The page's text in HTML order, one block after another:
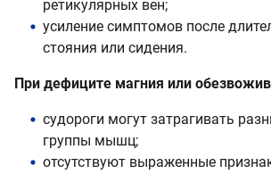
ретикулярных вен;
усиление симптомов после
стояния или сидения.
При дефиците магния или
судороги могут затрагивать
группы мышц;
отсутствуют выраженные